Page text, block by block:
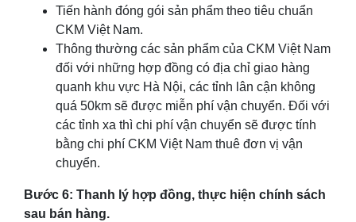
Tiến hành đóng gói sản phẩm theo tiêu chuẩn
CKM Việt Nam.
Thông thường các sản phẩm của CKM Việt Nam
đối với những hợp đồng có địa chỉ giao hàng
quanh khu vực Hà Nội, các tỉnh lân cận không
quá 50km sẽ được miễn phí vận chuyển. Đối với
các tỉnh xa thì chi phí vận chuyển sẽ được tính
bằng chi phí CKM Việt Nam thuê đơn vị vận
chuyển.
Bước 6: Thanh lý hợp đồng, thực hiện chính sách
sau bán hàng.